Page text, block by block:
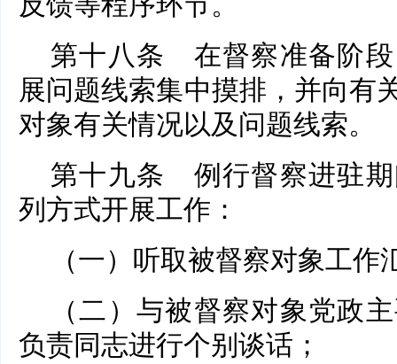
第十八条 在督察准备阶段
展问题线索集中摸排，并向有
对象有关情况以及问题线索。
第十九条 例行督察进驻期
列方式开展工作：
（一）听取被督察对象工
（二）与被督察对象党政
负责同志进行个别谈话；